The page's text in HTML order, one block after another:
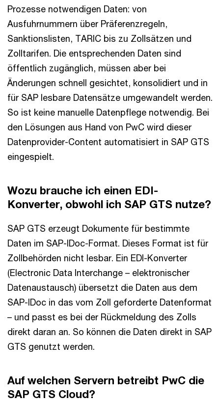
Prozesse notwendigen Daten: von
Ausfuhrnummern über Präferenzregeln,
Sanktionslisten, TARIC bis zu Zollsätzen und
Zolltarifen. Die entsprechenden Daten sind
öffentlich zugänglich, müssen aber bei
Änderungen schnell gesichtet, konsolidiert und in
für SAP lesbare Datensätze umgewandelt werden.
So ist keine manuelle Datenpflege notwendig. Bei
den Lösungen aus Hand von PwC wird dieser
Datenprovider-Content automatisiert in SAP GTS
eingespielt.
Wozu brauche ich einen EDI-
Konverter, obwohl ich SAP GTS nutze?
SAP GTS erzeugt Dokumente für bestimmte
Daten im SAP-IDoc-Format. Dieses Format ist für
Zollbehörden nicht lesbar. Ein EDI-Konverter
(Electronic Data Interchange – elektronischer
Datenaustausch) übersetzt die Daten aus dem
SAP-IDoc in das vom Zoll geforderte Datenformat
– und passt es bei der Rückmeldung des Zolls
direkt daran an. So können die Daten direkt in SAP
GTS genutzt werden.
Auf welchen Servern betreibt PwC die
SAP GTS Cloud?